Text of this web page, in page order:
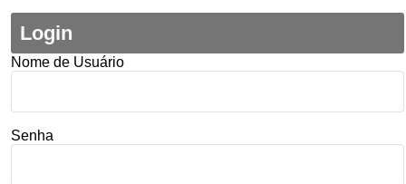
Login
Nome de Usuário
Senha